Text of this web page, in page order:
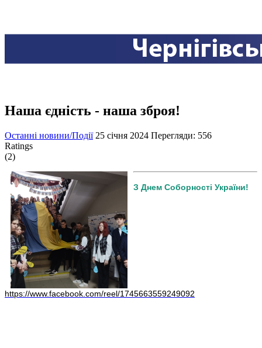
Наша єдність - наша зброя!
Останні новини/Події 25 січня 2024 Перегляди: 556
Ratings
(2)
З Днем Соборності України!
https://www.facebook.com/reel/1745663559249092